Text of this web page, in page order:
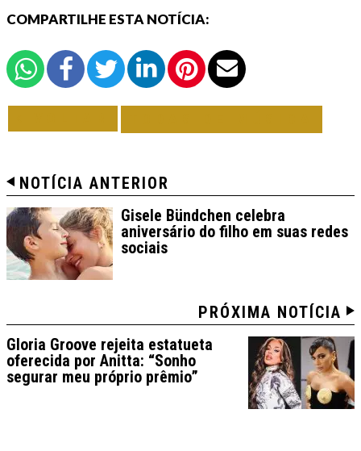
COMPARTILHE ESTA NOTÍCIA:
NOTÍCIA ANTERIOR
Gisele Bündchen celebra
aniversário do filho em suas redes
sociais
PRÓXIMA NOTÍCIA
Gloria Groove rejeita estatueta
oferecida por Anitta: “Sonho
segurar meu próprio prêmio”